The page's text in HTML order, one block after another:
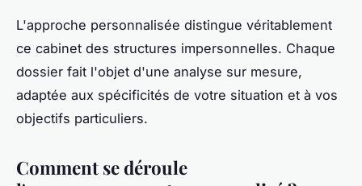
L'approche personnalisée distingue véritablement
ce cabinet des structures impersonnelles. Chaque
dossier fait l'objet d'une analyse sur mesure,
adaptée aux spécificités de votre situation et à vos
objectifs particuliers.
Comment se déroule